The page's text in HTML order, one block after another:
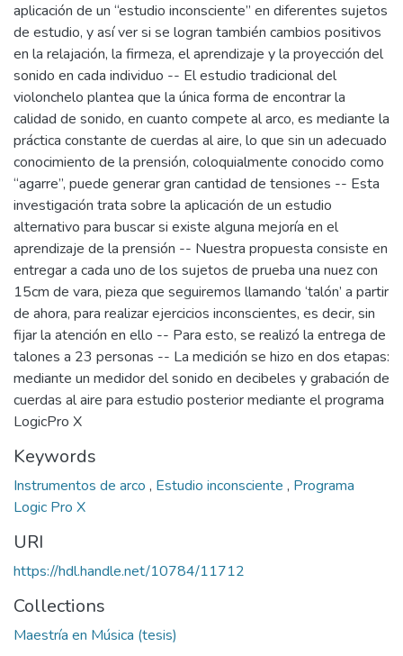
aplicación de un “estudio inconsciente” en diferentes sujetos
de estudio, y así ver si se logran también cambios positivos
en la relajación, la firmeza, el aprendizaje y la proyección del
sonido en cada individuo -- El estudio tradicional del
violonchelo plantea que la única forma de encontrar la
calidad de sonido, en cuanto compete al arco, es mediante la
práctica constante de cuerdas al aire, lo que sin un adecuado
conocimiento de la prensión, coloquialmente conocido como
“agarre”, puede generar gran cantidad de tensiones -- Esta
investigación trata sobre la aplicación de un estudio
alternativo para buscar si existe alguna mejoría en el
aprendizaje de la prensión -- Nuestra propuesta consiste en
entregar a cada uno de los sujetos de prueba una nuez con
15cm de vara, pieza que seguiremos llamando ‘talón’ a partir
de ahora, para realizar ejercicios inconscientes, es decir, sin
fijar la atención en ello -- Para esto, se realizó la entrega de
talones a 23 personas -- La medición se hizo en dos etapas:
mediante un medidor del sonido en decibeles y grabación de
cuerdas al aire para estudio posterior mediante el programa
LogicPro X
Keywords
Instrumentos de arco , Estudio inconsciente , Programa
Logic Pro X
URI
https://hdl.handle.net/10784/11712
Collections
Maestría en Música (tesis)